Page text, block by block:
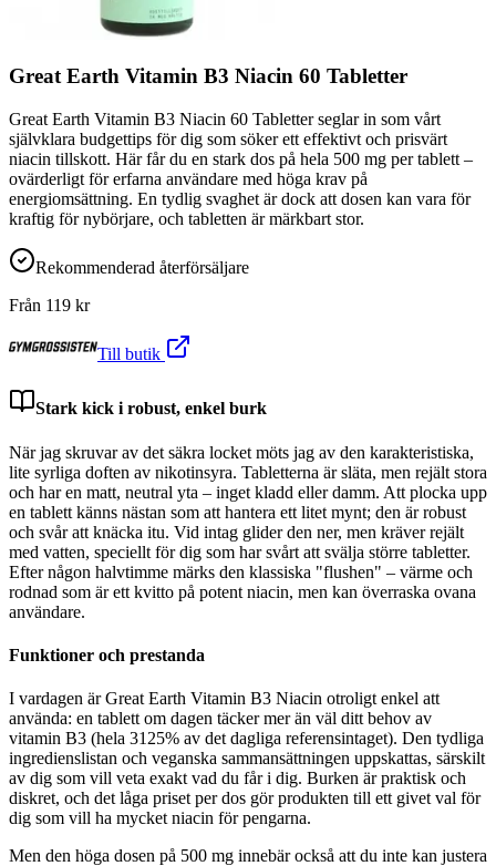
Great Earth Vitamin B3 Niacin 60 Tabletter
Great Earth Vitamin B3 Niacin 60 Tabletter seglar in som vårt
självklara budgettips för dig som söker ett effektivt och prisvärt
niacin tillskott. Här får du en stark dos på hela 500 mg per tablett –
ovärderligt för erfarna användare med höga krav på
energiomsättning. En tydlig svaghet är dock att dosen kan vara för
kraftig för nybörjare, och tabletten är märkbart stor.
Rekommenderad återförsäljare
Från 119 kr
Till butik
Stark kick i robust, enkel burk
När jag skruvar av det säkra locket möts jag av den karakteristiska,
lite syrliga doften av nikotinsyra. Tabletterna är släta, men rejält stora
och har en matt, neutral yta – inget kladd eller damm. Att plocka upp
en tablett känns nästan som att hantera ett litet mynt; den är robust
och svår att knäcka itu. Vid intag glider den ner, men kräver rejält
med vatten, speciellt för dig som har svårt att svälja större tabletter.
Efter någon halvtimme märks den klassiska "flushen" – värme och
rodnad som är ett kvitto på potent niacin, men kan överraska ovana
användare.
Funktioner och prestanda
I vardagen är Great Earth Vitamin B3 Niacin otroligt enkel att
använda: en tablett om dagen täcker mer än väl ditt behov av
vitamin B3 (hela 3125% av det dagliga referensintaget). Den tydliga
ingredienslistan och veganska sammansättningen uppskattas, särskilt
av dig som vill veta exakt vad du får i dig. Burken är praktisk och
diskret, och det låga priset per dos gör produkten till ett givet val för
dig som vill ha mycket niacin för pengarna.
Men den höga dosen på 500 mg innebär också att du inte kan justera